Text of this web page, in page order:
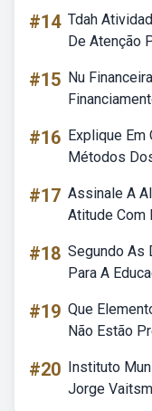
#14 Tdah
De Atenção
#15 Nu
#16 Explique Em
Métodos
#17 Assinale A
Atitude
#18 Segundo As
Para A
#19 Que
Não Estão
#20 Instituto
Jorge